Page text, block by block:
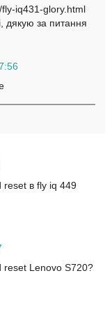
iq431-glory.html
дякую за питання
reset в fly iq 449
reset Lenovo S720?